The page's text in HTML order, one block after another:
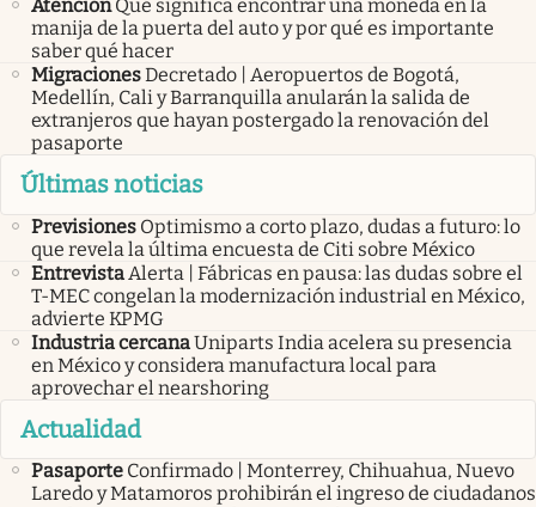
Atención Qué significa encontrar una moneda en la
manija de la puerta del auto y por qué es importante
saber qué hacer
MigracionesDecretado | Aeropuertos de Bogotá,
Medellín, Cali y Barranquilla anularán la salida de
extranjeros que hayan postergado la renovación del
pasaporte
Últimas noticias
Previsiones Optimismo a corto plazo, dudas a futuro: lo
que revela la última encuesta de Citi sobre México
Entrevista Alerta | Fábricas en pausa: las dudas sobre el
T-MEC congelan la modernización industrial en México,
advierte KPMG
Industria cercanaUniparts India acelera su presencia
en México y considera manufactura local para
aprovechar el nearshoring
Actualidad
Pasaporte Confirmado | Monterrey, Chihuahua, Nuevo
Laredo y Matamoros prohibirán el ingreso de ciudadanos